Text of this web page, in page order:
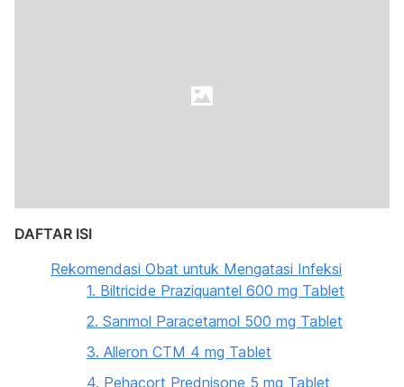
DAFTAR ISI
Rekomendasi Obat untuk Mengatasi Infeksi
1. Biltricide Praziquantel 600 mg Tablet
2. Sanmol Paracetamol 500 mg Tablet
3. Alleron CTM 4 mg Tablet
4. Pehacort Prednisone 5 mg Tablet